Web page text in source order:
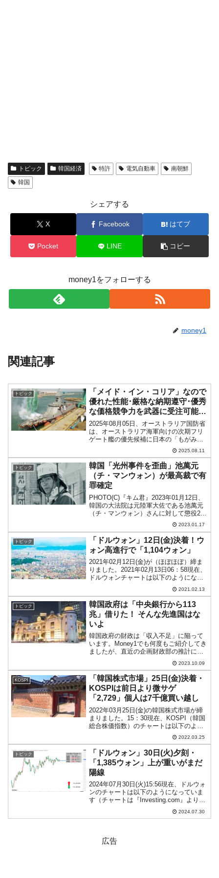
トピック 韓国経済 特許 電気自動車
南朝鮮
韓国
シェアする
X Facebook はてブ
Pocket LINE コピー
money1をフォローする
money1
関連記事
トピック
「メイド・イン・コリア」なので
優れた性能･厳格な納期遵守･優秀
な価格競争力を武器に受注可能性
が高い ⇒ 豪州「いりません」
2025年08月05日、オーストラリア国防省
は、オーストラリア海軍向けの次期フリ
ゲート艦の優先候補に日本の「もがみ型
護衛艦（改良型）」を選定した――と発
表しました。これはオーストラリアの
「Sea 3000」として知られる国防装備プ
ロジェクト...
2025.08.11
トピック
韓国「光州事件を歪曲」池萬元
（チ・マンウォン）が最高裁で有
罪確定
PHOTO(C)『キム君』2023年01月12日、
韓国の大法院は元陸軍大佐である池萬元
（チ・マンウォン）さんに対して懲役2年
の実刑判決を言い渡しました。Money1を
ずっと読んでいただいている方は「！」
と思われるかもしれません。「5.18」...
2023.01.17
トピック
「ドルウォン」12日(金)決着！ウ
ォン高進行で「1,104ウォン」
2021年02月12日(金)が（ほぼほぼ）締ま
りました。2021年02月13日06：58現在、
ドルウォンチャートは以下のようになっ
ています（チャートは『Investing.com』
より引用：以下同）。一応ウォン安方向
へ進行しました。ただ終値...
2021.02.13
トピック
韓国政府は「中央銀行から113
兆」借りた！ そんな先進国はな
いよ
韓国政府の財政は「収入不足」に陥って
います。Money1でも何度もご紹介してき
ましたが、直近の企画財政部の推計によ
ると、約60兆ウォン（59兆1,000億ウォ
ン）が予算よりショートします。収入が
不足しようが、支出は予算どおり粛々と
行われます...
2023.10.09
KOSPI
「韓国株式市場」25日(金)決着・
KOSPIは前日より微サゲ
「2,729」個人は7千億買い越し
2022年03月25日(金)の韓国株式市場が締
まりました。15：30現在、KOSPI（韓国
総合株価指数）のチャートは以下のよう
『Investing.com』より引用）。結局陰線
で締まりました。KOSPIは「2,72...
2022.03.25
トピック
「ドルウォン」30日(火)夕刻・
「1,385ウォン」上が重いがまだ
陽線
2024年07月30日(火)15:56現在、ドルウォ
ンのチャートは以下のようになっていま
す（チャートは『Investing.com』より引
用）。まだ陽線です。現在のところ「1ド
ル＝1,385ウォン」近辺の攻防となってい
2024.07.30
広告